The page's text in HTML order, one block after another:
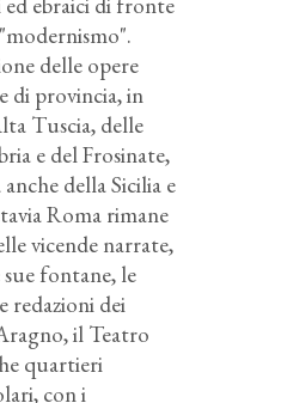
delle opere
di provincia, in
Tuscia, delle
e del Frosinate,
della Sicilia e
Roma rimane
vicende narrate,
fontane, le
redazioni dei
il Teatro
quartieri
con i